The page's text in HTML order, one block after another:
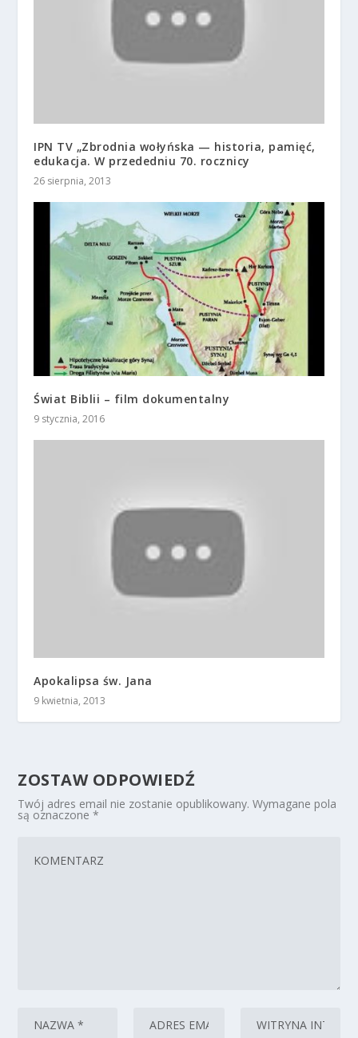
IPN TV „Zbrodnia wołyńska — historia, pamięć,
edukacja. W przededniu 70. rocznicy
26 sierpnia, 2013
Świat Biblii – film dokumentalny
9 stycznia, 2016
Apokalipsa św. Jana
9 kwietnia, 2013
ZOSTAW ODPOWIEDŹ
Twój adres email nie zostanie opublikowany. Wymagane pola
są oznaczone*